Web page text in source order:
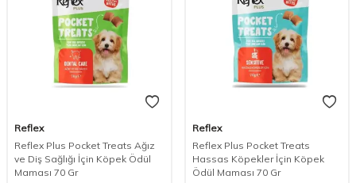
Reflex
Reflex Plus Pocket Treats Ağız
ve Diş Sağlığı İçin Köpek Ödül
Maması 70 Gr
Reflex
Reflex Plus Pocket Treats
Hassas Köpekler İçin Köpek
Ödül Maması 70 Gr